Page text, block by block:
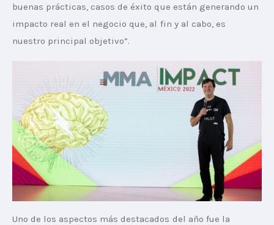
buenas prácticas, casos de éxito que están generando un
impacto real en el negocio que, al fin y al cabo, es
nuestro principal objetivo”.
Uno de los aspectos más destacados del año fue la